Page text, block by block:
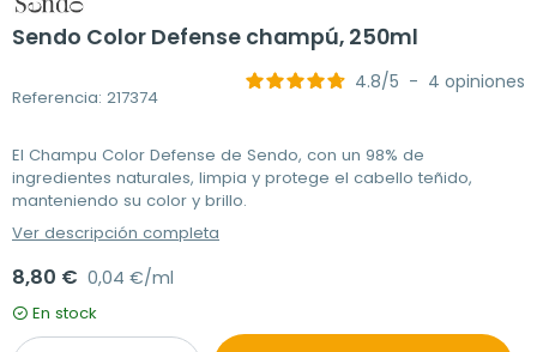
Sendo Color Defense champú, 250ml
Referencia: 217374
4.8/5 - 4 opiniones
El Champu Color Defense de Sendo, con un 98% de
ingredientes naturales, limpia y protege el cabello teñido,
manteniendo su color y brillo.
Ver descripción completa
8,80 € 0,04 €/ml
En stock